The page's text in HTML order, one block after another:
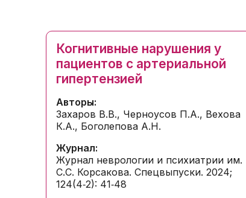
Когнитивные нарушения у
пациентов с артериальной
гипертензией
Авторы:
Захаров В.В., Черноусов П.А., Вехова
К.А., Боголепова А.Н.
Журнал:
Журнал неврологии и психиатрии им.
С.С. Корсакова. Спецвыпуски. 2024;
124(4‑2): 41‑48